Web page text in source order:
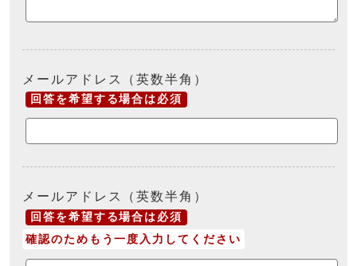
メールアドレス（英数半角）
回答を希望する場合は必須
メールアドレス（英数半角）
回答を希望する場合は必須
確認のためもう一度入力してください